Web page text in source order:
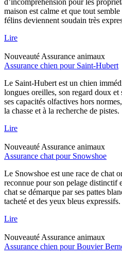
d’incompréhension pour les
maison est calme et que tout
félins deviennent soudain très
Lire
NouveautéAssurance animaux
Assurance chien pour Saint-Hubert
Le Saint-Hubert est un chien
longues oreilles, son regard doux
ses capacités olfactives hors
la chasse et à la recherche de pistes.
Lire
NouveautéAssurance animaux
Assurance chat pour Snowshoe
Le Snowshoe est une race de chat
reconnue pour son pelage distinctif
chat se démarque par ses pattes
tacheté et des yeux bleus expressifs.
Lire
NouveautéAssurance animaux
Assurance chien pour Bouvier